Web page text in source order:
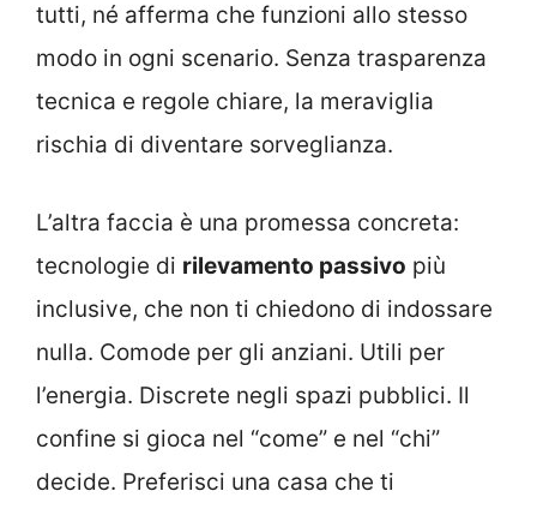
tutti, né afferma che funzioni allo stesso
modo in ogni scenario. Senza trasparenza
tecnica e regole chiare, la meraviglia
rischia di diventare sorveglianza.
L’altra faccia è una promessa concreta:
tecnologie di rilevamento passivo più
inclusive, che non ti chiedono di indossare
nulla. Comode per gli anziani. Utili per
l’energia. Discrete negli spazi pubblici. Il
confine si gioca nel “come” e nel “chi”
decide. Preferisci una casa che ti